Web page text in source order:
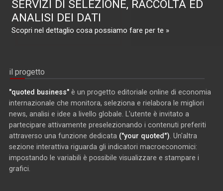
SERVIZI DI SELEZIONE, RACCOLTA ED
ANALISI DEI DATI
Scopri nel dettaglio cosa possiamo fare per te »
il progetto
"quoted business" è un progetto editoriale online di economia
internazionale che monitora, seleziona e rielabora le migliori
news, analisi e idee a livello globale. L'utente è invitato a
partecipare attivamente preselezionando i contenuti preferiti
attraverso una funzione dedicata ("your quoted") . Un'altra
sezione interattiva riguarda gli indicatori macroeconomici:
impostando le variabili è possibile visualizzare e stampare i
grafici.